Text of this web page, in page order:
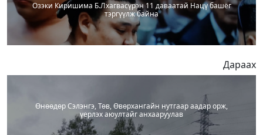
Озэки Киришима Б.Лхагвасүрэн 11 даваатай Нацү башёг
тэргүүлж байна
Дараах
Өнөөдөр Сэлэнгэ, Төв, Өвөрхангайн нутгаар аадар орж,
үерлэх аюултайг анхааруулав